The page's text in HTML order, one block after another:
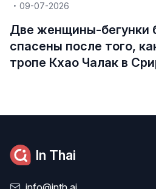
09-07-2026
Две женщины-бегунки
спасены после того,
тропе Кхао Чалак в
In Thai